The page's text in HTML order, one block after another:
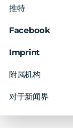
推特
Facebook
Imprint
附属机构
对于新闻界